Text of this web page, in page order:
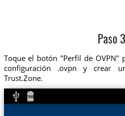
Paso 3
Toque el botón "Perfil de OVPN"
configuración .ovpn y crear
Trust.Zone.